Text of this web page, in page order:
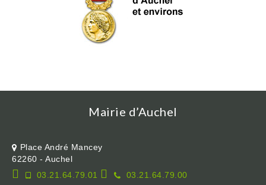
Mairie d’Auchel
Place André Mancey
62260 - Auchel
03.21.64.79.01
03.21.64.79.00